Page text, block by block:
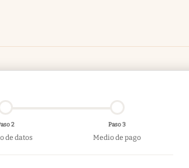
2
de datos
Paso 3
Medio de pago